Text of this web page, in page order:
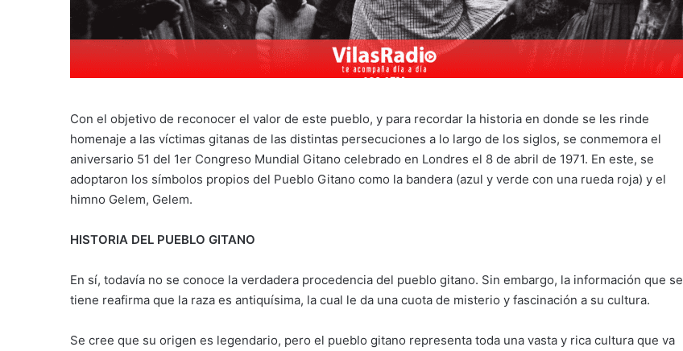
Con el objetivo de reconocer el valor de este pueblo, y para recordar la historia en donde se les rinde
homenaje a las víctimas gitanas de las distintas persecuciones a lo largo de los siglos, se conmemora el
aniversario 51 del 1er Congreso Mundial Gitano celebrado en Londres el 8 de abril de 1971. En este, se
adoptaron los símbolos propios del Pueblo Gitano como la bandera (azul y verde con una rueda roja) y el
himno Gelem, Gelem.
HISTORIA DEL PUEBLO GITANO
En sí, todavía no se conoce la verdadera procedencia del pueblo gitano. Sin embargo, la información que se
tiene reafirma que la raza es antiquísima, la cual le da una cuota de misterio y fascinación a su cultura.
Se cree que su origen es legendario, pero el pueblo gitano representa toda una vasta y rica cultura que va